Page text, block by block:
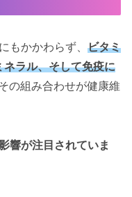
もかかわらず、 ビタミ
ラル、そして免疫に
その組み合わせが健康維
響が注目されていま